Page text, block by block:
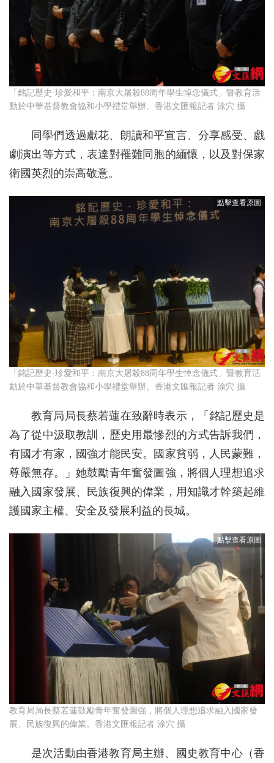
「銘記歷史·珍愛和平：南京大屠殺88周年學生悼念儀式」暨教育活
動於中華基督教會協和小學禮堂舉辦。香港文匯報記者 涂穴 攝
同學們透過獻花、朗讀和平宣言、分享感受、戲
劇演出等方式，表達對罹難同胞的緬懷，以及對保家
衛國英烈的崇高敬意。
「銘記歷史·珍愛和平：南京大屠殺88周年學生悼念儀式」暨教育活
動於中華基督教會協和小學禮堂舉辦。香港文匯報記者 涂穴 攝
教育局局長蔡若蓮在致辭時表示，「銘記歷史是
為了從中汲取教訓，歷史用最慘烈的方式告訴我們，
有國才有家，國強才能民安。國家貧弱，人民蒙難，
尊嚴無存。」她鼓勵青年奮發圖強，將個人理想追求
融入國家發展、民族復興的偉業，用知識才幹築起維
護國家主權、安全及發展利益的長城。
教育局局長蔡若蓮鼓勵青年奮發圖強，將個人理想追求融入國家發
展、民族復興的偉業。香港文匯報記者 涂穴 攝
是次活動由香港教育局主辦、國史教育中心（香